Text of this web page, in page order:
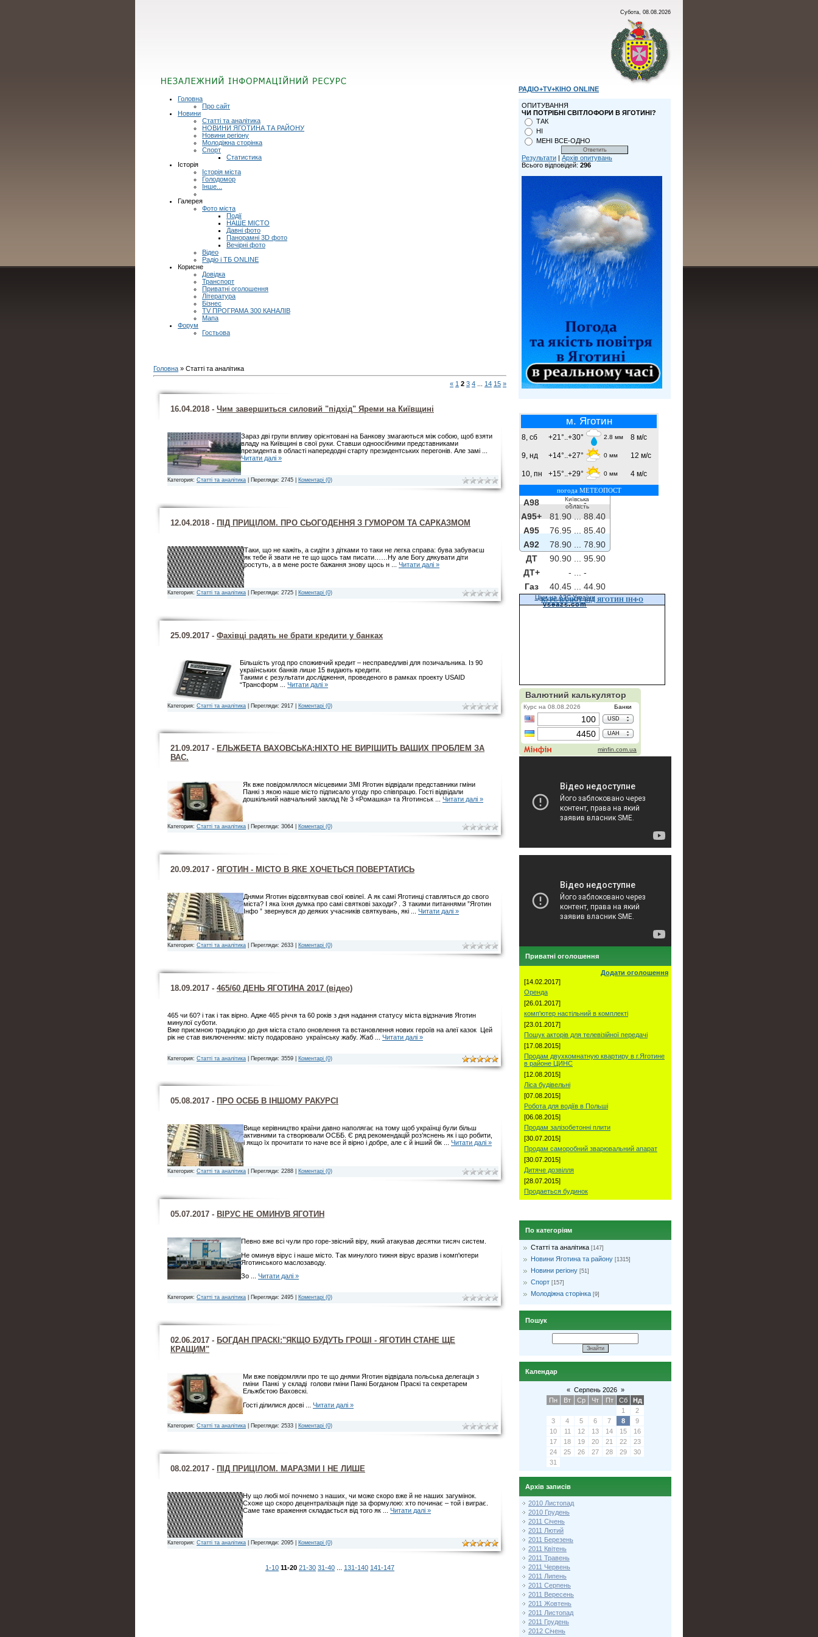
Субота, 08.08.2026
Головна
Про сайт
Новини
Статті та аналітика
НОВИНИ ЯГОТИНА ТА РАЙОНУ
Новини регіону
Молодіжна сторінка
Спорт
Статистика
Історія
Історія міста
Голодомор
Інше...
Галерея
Фото міста
Події
НАШЕ МІСТО
Давні фото
Панорамні 3D фото
Вечірні фото
Відео
Радіо і ТБ ONLINE
Корисне
Довідка
Транспорт
Приватні оголошення
Література
Бізнес
TV ПРОГРАМА 300 КАНАЛІВ
Мапа
Форум
Гостьова
Головна » Статті та аналітика
« 1 2 3 4 14 15 »
16.04.2018 - Чим завершиться силовий "підхід" Яреми на Київщині
Зараз дві групи впливу орієнтовані на Банкову змагаються між собою, щоб взяти
владу на Київщині в свої руки. Ставши одноосібними представниками
президента в області напередодні старту президентських перегонів. Але замі
Читати далі »
Категория: Статті та аналітика | Перегляди: 2745 | Коментарі (0)
12.04.2018 - ПІД ПРИЦІЛОМ. ПРО СЬОГОДЕННЯ З ГУМОРОМ ТА САРКАЗМОМ
Таки, що не кажіть, а сидіти з дітками то таки не легка справа: бува забуваєш
як тебе й звати не те що щось там писати……Ну але Богу дякувати діти
ростуть, а в мене росте бажання знову щось н
Читати далі »
Категория: Статті та аналітика | Перегляди: 2725 | Коментарі (0)
25.09.2017 - Фахівці радять не брати кредити у банках
Більшість угод про споживчий кредит – несправедливі для позичальника. Із 90
українських банків лише 15 видають кредити.
Такими є результати дослідження, проведеного в рамках проекту USAID
“Трансформ
Читати далі »
Категория: Статті та аналітика | Перегляди: 2917 | Коментарі (0)
21.09.2017 - ЕЛЬЖБЕТА ВАХОВСЬКА:НІХТО НЕ ВИРІШИТЬ ВАШИХ ПРОБЛЕМ ЗА
ВАС.
Як вже повідомлялося місцевими ЗМІ Яготин відвідали представники гміни
Панкі з якою наше місто підписало угоду про співпрацю. Гості відвідали
дошкільний навчальний заклад № 3 «Ромашка» та Яготинськ
Читати далі »
Категория: Статті та аналітика | Перегляди: 3064 | Коментарі (0)
20.09.2017 - ЯГОТИН - МІСТО В ЯКЕ ХОЧЕТЬСЯ ПОВЕРТАТИСЬ
Днями Яготин відсвяткував свої ювілеї. А як самі Яготинці ставляться до свого
міста? І яка їхня думка про самі святкові заходи? . З такими питаннями ”Яготин
Інфо ” звернувся до деяких учасників святкувань, які
Читати далі »
Категория: Статті та аналітика | Перегляди: 2633 | Коментарі (0)
18.09.2017 - 465/60 ДЕНЬ ЯГОТИНА 2017 (відео)
465 чи 60? і так і так вірно. Адже 465 річчя та 60 років з дня надання статусу міста відзначив Яготин
минулої суботи.
Вже приємною традицією до дня міста стало оновлення та встановлення нових героїв на алеї казок Цей
рік не став виключенням: місту подаровано українську жабу. Жаб
Читати далі »
Категория: Статті та аналітика | Перегляди: 3559 | Коментарі (0)
05.08.2017 - ПРО ОСББ В ІНШОМУ РАКУРСІ
Вище керівництво країни давно наполягає на тому щоб українці були більш
активними та створювали ОСББ. Є ряд рекомендацій роз’яснень як і що робити,
і якщо їх прочитати то наче все й вірно і добре, але є й інший бік
Читати далі »
Категория: Статті та аналітика | Перегляди: 2288 | Коментарі (0)
05.07.2017 - ВІРУС НЕ ОМИНУВ ЯГОТИН
Певно вже всі чули про горе-звісний віру, який атакував десятки тисяч систем.
Не оминув вірус і наше місто. Так минулого тижня вірус вразив і комп'ютери
Яготинського маслозаводу.
Зо
Читати далі »
Категория: Статті та аналітика | Перегляди: 2495 | Коментарі (0)
02.06.2017 - БОГДАН ПРАСКІ:"ЯКЩО БУДУТЬ ГРОШІ - ЯГОТИН СТАНЕ ЩЕ
КРАЩИМ"
Ми вже повідомляли про те що днями Яготин відвідала польська делегація з
гміни Панкі у складі голови гміни Панкі Богданом Праскі та секретарем
Ельжбєтою Ваховскі.
Гості ділилися досві
Читати далі »
Категория: Статті та аналітика | Перегляди: 2533 | Коментарі (0)
08.02.2017 - ПІД ПРИЦІЛОМ. МАРАЗМИ І НЕ ЛИШЕ
Ну що любі мої почнемо з наших, чи може скоро вже й не наших загумінок.
Схоже що скоро децентралізація піде за формулою: хто починає – той і виграє.
Саме таке враження складається від того як
Читати далі »
Категория: Статті та аналітика | Перегляди: 2095 | Коментарі (0)
1-10 11-20 21-30 31-40 131-140 141-147
РАДІО+TV+КІНО ONLINE
ОПИТУВАННЯ
ЧИ ПОТРІБНІ СВІТЛОФОРИ В ЯГОТИНІ?
ТАК
НІ
МЕНІ ВСЕ-ОДНО
Результати | Архів опитувань
Всього відповідей: 296
м. Яготин
8, сб +21°..+30° 2.8 мм 8 м/с
9, нд +14°..+27° 0 мм 12 м/с
10, пн +15°..+29° 0 мм 4 м/с
погода МЕТЕОПОСТ
Київська
область
A98 - ...-
A95+
81.90 ...
88.40
A95
76.95 ...
85.40
A92
78.90 ...
78.90
ДТ
90.90 ...
95.90
ДТ+
- ...
-
Газ
40.45 ... 44.90
Ціни на АЗС України
vseazs.com
КУРС ВАЛЮТ ВІД ЯГОТИН ІНФО
Приватні оголошення
Додати оголошення
[14.02.2017]
Оренда
[26.01.2017]
комп'ютер настільний в комплекті
[23.01.2017]
Пошук акторів для телевізійної передачі
[17.08.2015]
Продам двухкомнатную квартиру в г.Яготине
в районе ЦИНС
[12.08.2015]
Ліса будівельні
[07.08.2015]
Робота для водіїв в Польші
[06.08.2015]
Продам залізобетонні плити
[30.07.2015]
Продам саморобний зварювальний апарат
[30.07.2015]
Дитяче дозвілля
[28.07.2015]
Продаеться будинок
По категоріям
Статті та аналітика [147]
Новини Яготина та району [1315]
Новини регіону [51]
Спорт [157]
Молодіжна сторінка [9]
Пошук
Календар
« Серпень 2026 »
Пн
Вт Ср Чт Пт Сб
Нд
1
2
3
4 5 6 7 8
9
10
11 12 13 14 15
16
17
18 19 20 21 22
23
24
25 26 27 28 29
30
31
Архів записів
2010 Листопад
2010 Грудень
2011 Січень
2011 Лютий
2011 Березень
2011 Квітень
2011 Травень
2011 Червень
2011 Липень
2011 Серпень
2011 Вересень
2011 Жовтень
2011 Листопад
2011 Грудень
2012 Січень